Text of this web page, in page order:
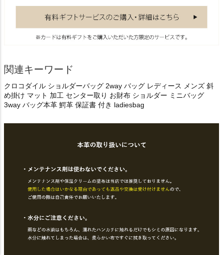
関連キーワード
クロコダイル ショルダーバッグ 2way バッグ レディース メンズ 斜
め掛け マット 加工 センター取り お財布 ショルダー ミニバッグ
3way バッグ本革 鰐革 保証書 付き ladiesbag